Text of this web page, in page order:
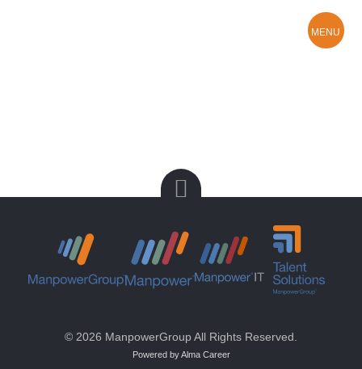
MENU
© 2026 ManpowerGroup All Rights Reserved.
Powered by Alma Career